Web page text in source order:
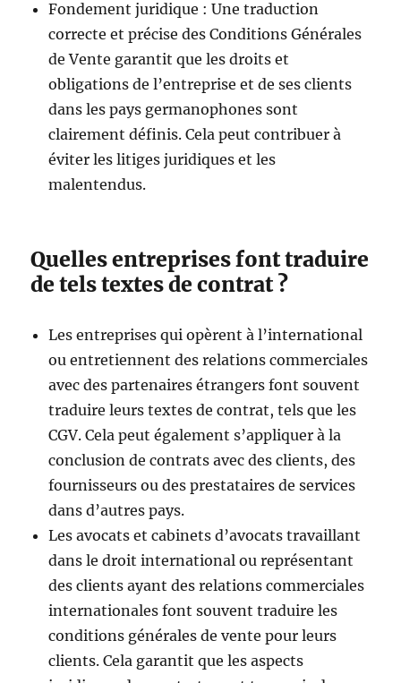
Fondement juridique : Une traduction
correcte et précise des Conditions Générales
de Vente garantit que les droits et
obligations de l’entreprise et de ses clients
dans les pays germanophones sont
clairement définis. Cela peut contribuer à
éviter les litiges juridiques et les
malentendus.
Quelles entreprises font traduire
de tels textes de contrat ?
Les entreprises qui opèrent à l’international
ou entretiennent des relations commerciales
avec des partenaires étrangers font souvent
traduire leurs textes de contrat, tels que les
CGV. Cela peut également s’appliquer à la
conclusion de contrats avec des clients, des
fournisseurs ou des prestataires de services
dans d’autres pays.
Les avocats et cabinets d’avocats travaillant
dans le droit international ou représentant
des clients ayant des relations commerciales
internationales font souvent traduire les
conditions générales de vente pour leurs
clients. Cela garantit que les aspects